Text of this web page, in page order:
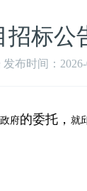
招标公
布时间：2026-
府的委托， 就